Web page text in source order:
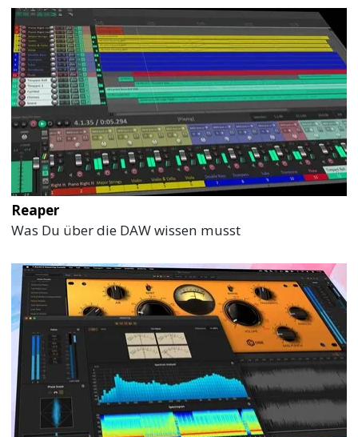
Reaper
Was Du über die DAW wissen musst